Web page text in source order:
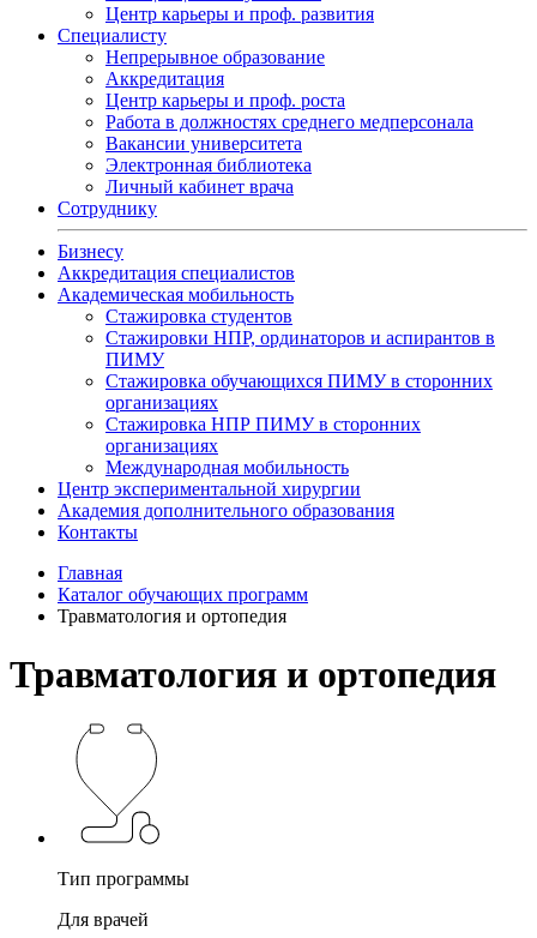
Центр карьеры и проф. развития
Специалисту
Непрерывное образование
Аккредитация
Центр карьеры и проф. роста
Работа в должностях среднего медперсонала
Вакансии университета
Электронная библиотека
Личный кабинет врача
Сотруднику
Бизнесу
Аккредитация специалистов
Академическая мобильность
Стажировка студентов
Стажировки НПР, ординаторов и аспирантов в
ПИМУ
Стажировка обучающихся ПИМУ в сторонних
организациях
Стажировка НПР ПИМУ в сторонних
организациях
Международная мобильность
Центр экспериментальной хирургии
Академия дополнительного образования
Контакты
Главная
Каталог обучающих программ
Травматология и ортопедия
Травматология и ортопедия
Тип программы
Для врачей